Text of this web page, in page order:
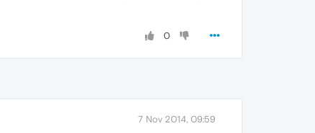
0
7 Nov 2014, 09:59